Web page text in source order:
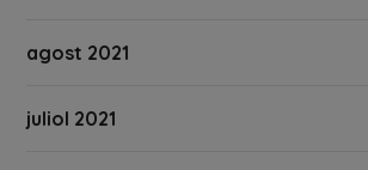
agost 2021
juliol 2021